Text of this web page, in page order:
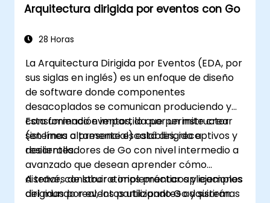
Arquitectura dirigida por eventos con Go
28 Horas
La Arquitectura Dirigida por Eventos (EDA, por
sus siglas en inglés) es un enfoque de diseño
de software donde componentes
desacoplados se comunican produciendo y
consumiendo eventos, lo que permite crear
sistemas altamente escalables, receptivos y
resilientes.
Esta formación impartida por un instructor
(en línea o presencial) está dirigida a
desarrolladores de Go con nivel intermedio a
avanzado que desean aprender cómo
diseñar, construir e implementar aplicaciones
dirigidas por eventos utilizando Go y sistemas
A través de laboratorios prácticos y ejemplos
del mundo real, los participantes adquirirán